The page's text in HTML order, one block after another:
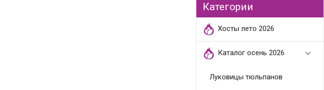
Категории
Хосты лето 2026
Каталог осень 2026 
Луковицы тюльпанов